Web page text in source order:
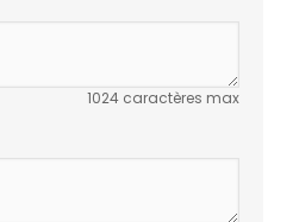
1024 caractères max